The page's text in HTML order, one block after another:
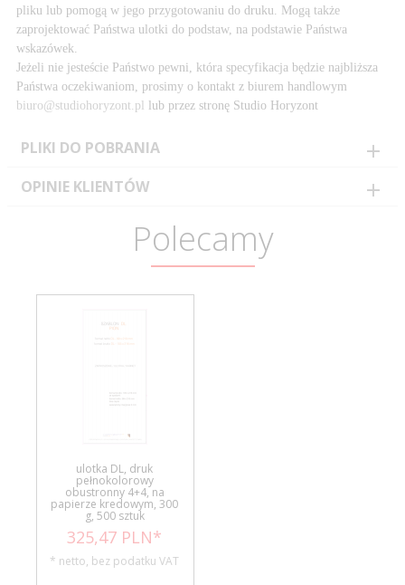
pliku lub pomogą w jego przygotowaniu do druku. Mogą także
zaprojektować Państwa ulotki do podstaw, na podstawie Państwa
wskazówek.
Jeżeli nie jesteście Państwo pewni, która specyfikacja będzie najbliższa
Państwa oczekiwaniom, prosimy o kontakt z biurem handlowym
biuro@studiohoryzont.pl
lub przez stronę Studio Horyzont
PLIKI DO POBRANIA
OPINIE KLIENTÓW
Polecamy
ulotka DL, druk
pełnokolorowy
obustronny 4+4, na
papierze kredowym, 300
g, 500 sztuk
325,47 PLN*
* netto, bez podatku VAT